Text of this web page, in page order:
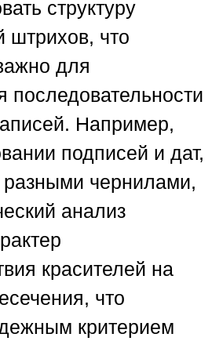
структуру
штрихов, что
для
последовательности
Например,
подписей и дат,
чернилами,
анализ
красителей на
что
критерием